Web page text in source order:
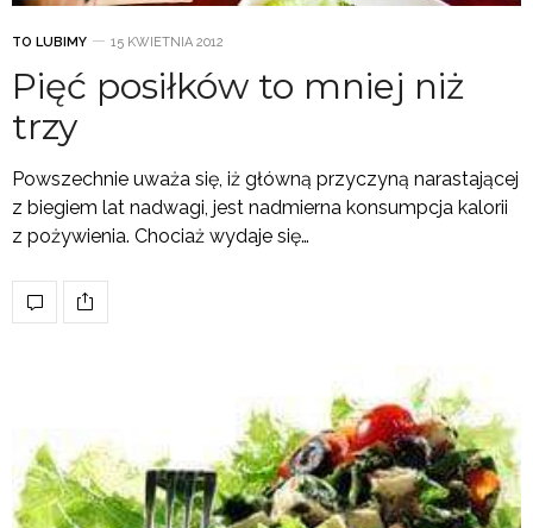
TO LUBIMY 15 KWIETNIA 2012
Pięć posiłków to mniej niż
trzy
Powszechnie uważa się, iż główną przyczyną narastającej
z biegiem lat nadwagi, jest nadmierna konsumpcja kalorii
z pożywienia. Chociaż wydaje się…